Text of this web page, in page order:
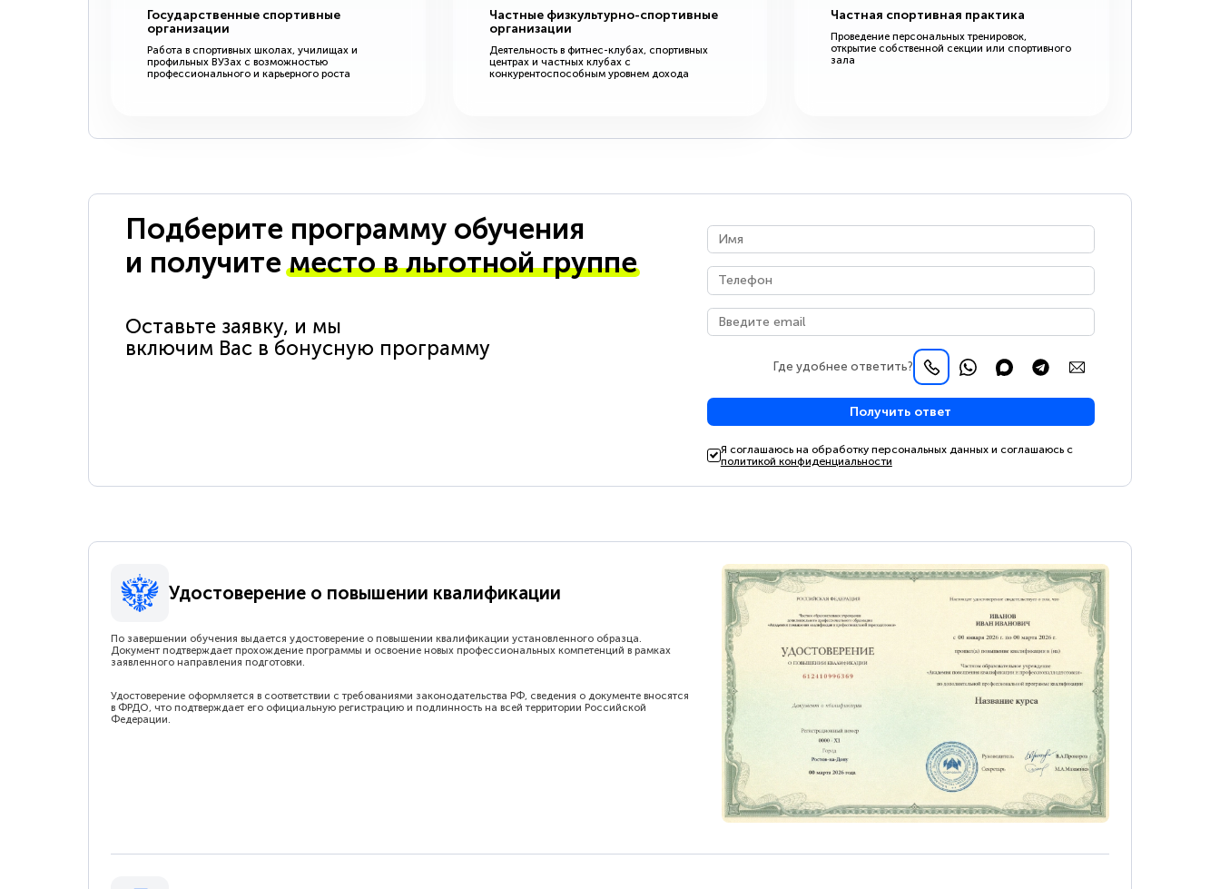
Государственные спортивные
организации
Работа в спортивных школах, училищах и
профильных ВУЗах с возможностью
профессионального и карьерного роста
Частные физкультурно-спортивные
организации
Деятельность в фитнес-клубах, спортивных
центрах и частных клубах с
конкурентоспособным уровнем дохода
Частная спортивная практика
Проведение персональных тренировок,
открытие собственной секции или спортивного
зала
Подберите программу обучения
и получитеместо в льготной группе
Оставьте заявку, и мы
включим Вас в бонусную программу
Где удобнее ответить?
Получить ответ
Я соглашаюсь на обработку персональных данных и соглашаюсь с
политикой конфиденциальности
Удостоверение о повышении квалификации
По завершении обучения выдается удостоверение о повышении квалификации установленного образца.
Документ подтверждает прохождение программы и освоение новых профессиональных компетенций в рамках
заявленного направления подготовки.
Удостоверение оформляется в соответствии с требованиями законодательства РФ, сведения о документе вносятся
в ФРДО, что подтверждает его официальную регистрацию и подлинность на всей территории Российской
Федерации.